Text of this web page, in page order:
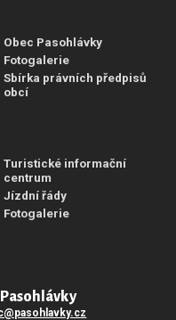
Obec Pasohlávky
Fotogalerie
Sbírka právních předpisů
obcí
Turistické informační
centrum
Jízdní řády
Fotogalerie